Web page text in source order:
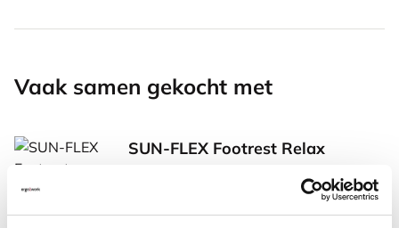
Vaak samen gekocht met
SUN-FLEX Footrest Relax
ergonomische voetensteun
108,30